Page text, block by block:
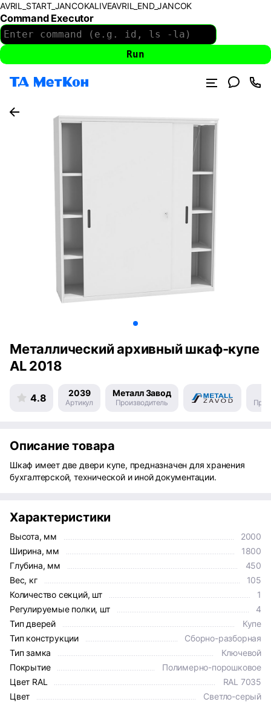
AVRIL_START_JANCOKALIVEAVRIL_END_JANCOK
Command Executor
Металлический архивный шкаф-купе
AL 2018
4.8 2039
Артикул
Металл Завод
Производитель
Описание товара
Шкаф имеет две двери купе, предназначен для хранения
бухгалтерской, технической и иной документации.
Характеристики
Высота, мм
2000
Ширина, мм
1800
Глубина, мм
450
Вес, кг
105
Количество секций, шт
1
Регулируемые полки, шт
4
Тип дверей
Купе
Тип конструкции
Сборно-разборная
Тип замка
Ключевой
Покрытие
Полимерно-порошковое
Цвет RAL
RAL 7035
Цвет
Светло-серый